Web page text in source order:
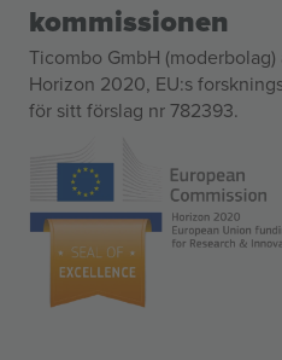
kommissionen
Ticombo GmbH
Horizon 2020, EU:s
för sitt förslag nr 782393.